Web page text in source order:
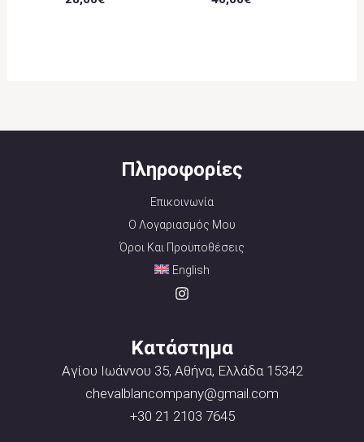
Πληροφορίες
Επικοινωνία
Ο Λογαριασμός Μου
Όροι Και Προϋποθέσεις
English
Κατάστημα
Αγίου Ιωάννου 35, Αθήνα, Ελλάδα 15342
chevalblancompany@gmail.com
+30 21 2103 7645